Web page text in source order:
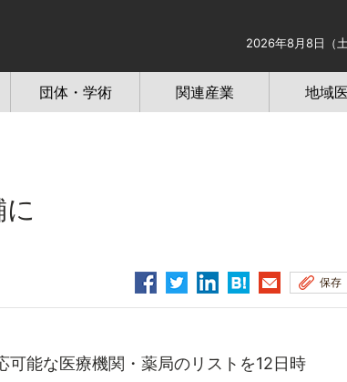
2026年8月8日（土
団体・学術 関連産業 地域
保存
能な医療機関・薬局のリストを12日時